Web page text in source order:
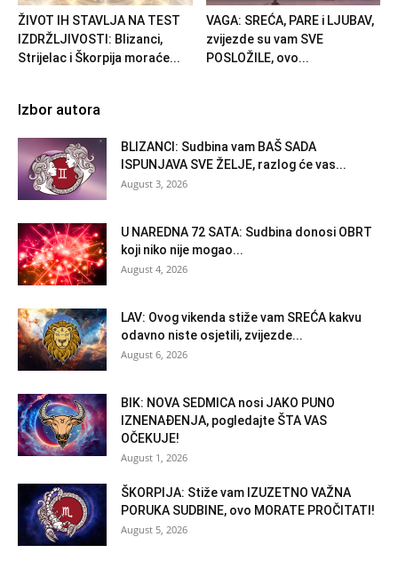
ŽIVOT IH STAVLJA NA TEST
IZDRŽLJIVOSTI: Blizanci,
Strijelac i Škorpija moraće...
VAGA: SREĆA, PARE i LJUBAV,
zvijezde su vam SVE
POSLOŽILE, ovo...
Izbor autora
BLIZANCI: Sudbina vam BAŠ SADA
ISPUNJAVA SVE ŽELJE, razlog će vas...
August 3, 2026
U NAREDNA 72 SATA: Sudbina donosi OBRT
koji niko nije mogao...
August 4, 2026
LAV: Ovog vikenda stiže vam SREĆA kakvu
odavno niste osjetili, zvijezde...
August 6, 2026
BIK: NOVA SEDMICA nosi JAKO PUNO
IZNENAĐENJA, pogledajte ŠTA VAS
OČEKUJE!
August 1, 2026
ŠKORPIJA: Stiže vam IZUZETNO VAŽNA
PORUKA SUDBINE, ovo MORATE PROČITATI!
August 5, 2026